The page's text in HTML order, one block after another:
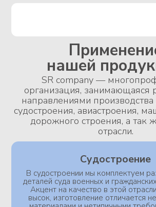
Судостроение
В судостроении мы комплектуем разными типами
деталей суда военных и гражданских направлений.
Акцент на качество в этой отрасли достаточно
высок, изготовление отличается нестандатными
предназначены для применения в судовых
конструкциях, что требует высокой точности,
коррозионной стойкости и надежности для
эксплуатации в морских условиях
Оставить заявку
нашей продукции
SR company — многопрофильная
организация, занимающаяся различными
направлениями производства деталей для
судостроения, авиастроения, машиностроения,
дорожного строения, а так же атомной
отрасли.